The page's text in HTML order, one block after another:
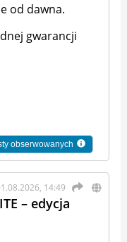
od dawna.
gwarancji
obserwowanych
14:49
– edycja